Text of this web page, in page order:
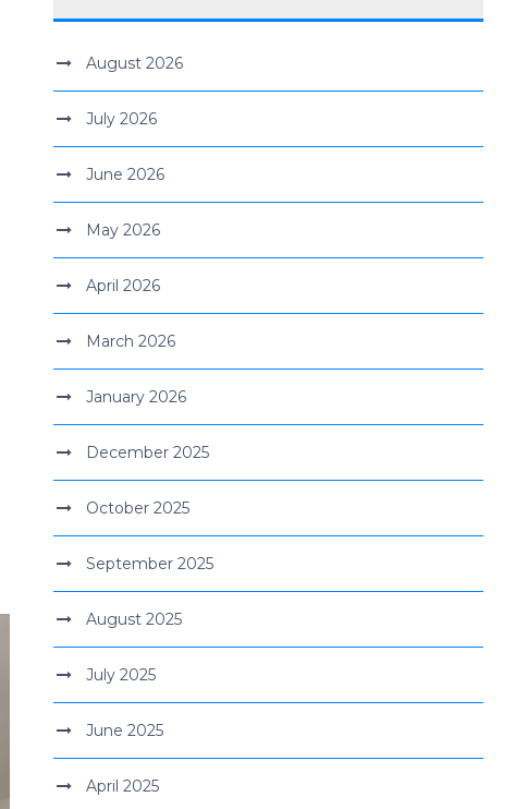
August 2026
July 2026
June 2026
May 2026
April 2026
March 2026
January 2026
December 2025
October 2025
September 2025
August 2025
July 2025
June 2025
April 2025